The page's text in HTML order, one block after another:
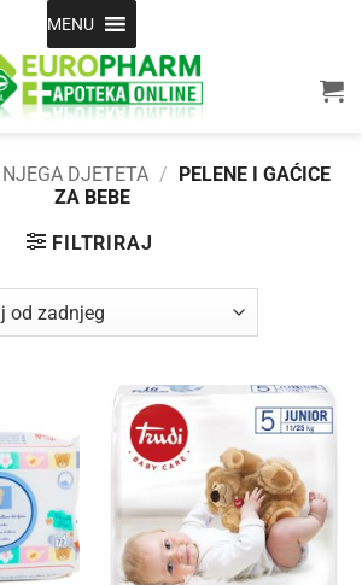
MENU
NJEGA DJETETA / PELENE I GAĆICE
ZA BEBE
FILTRIRAJ